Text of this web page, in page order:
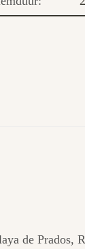
de Prados,